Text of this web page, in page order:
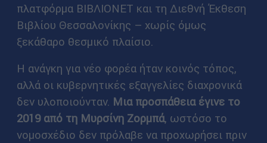
πλατφόρμα ΒΙΒΛΙΟΝΕΤ και τη Διεθνή Έκθεση
Βιβλίου Θεσσαλονίκης – χωρίς όμως
ξεκάθαρο θεσμικό πλαίσιο.
Η ανάγκη για νέο φορέα ήταν κοινός τόπος,
αλλά οι κυβερνητικές εξαγγελίες διαχρονικά
δεν υλοποιούνταν. Μια προσπάθεια έγινε το
2019 από τη Μυρσίνη Ζορμπά, ωστόσο το
νομοσχέδιο δεν πρόλαβε να προχωρήσει πριν